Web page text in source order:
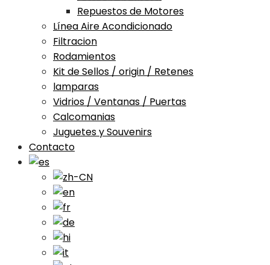
Repuestos de Motores
Línea Aire Acondicionado
Filtracion
Rodamientos
Kit de Sellos / origin / Retenes
lamparas
Vidrios / Ventanas / Puertas
Calcomanias
Juguetes y Souvenirs
Contacto